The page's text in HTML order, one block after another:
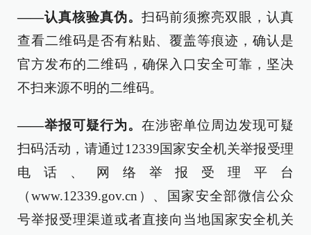
——认真核验真伪。 扫码前须擦亮双眼，认真
查看二维码是否有粘贴、覆盖等痕迹，确认是
官方发布的二维码，确保入口安全可靠，坚决
不扫来源不明的二维码。
——举报可疑行为。 在涉密单位周边发现可疑
扫码活动，请通过12339国家安全机关举报受理
电话、网络举报受理平台
（www.12339.gov.cn）、国家安全部微信公众
号举报受理渠道或者直接向当地国家安全机关